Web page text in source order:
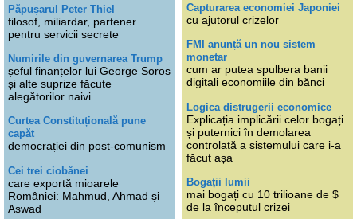
Păpușarul Peter Thiel
filosof, miliardar, partener
pentru servicii secrete
Numirile din guvernarea Trump
șeful finanțelor lui George Soros
și alte suprize făcute
alegătorilor naivi
Curtea Constituțională pune
capăt
democrației din post-comunism
Cei trei ciobănei
care exportă mioarele
României: Mahmud, Ahmad și
Aswad
Capturarea economiei Japoniei
cu ajutorul crizelor
FMI anunță un nou sistem
monetar
cum ar putea spulbera banii
digitali economiile din bănci
Logica distrugerii economice
Explicația implicării celor bogați
și puternici în demolarea
controlată a sistemului care i-a
făcut așa
Bogații lumii
mai bogați cu 10 trilioane de $
de la începutul crizei